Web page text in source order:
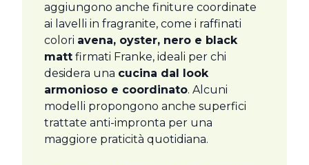
aggiungono anche finiture coordinate
ai lavelli in fragranite, come i raffinati
colori avena, oyster, nero e black
matt firmati Franke, ideali per chi
desidera una cucina dal look
armonioso e coordinato. Alcuni
modelli propongono anche superfici
trattate anti-impronta per una
maggiore praticità quotidiana.